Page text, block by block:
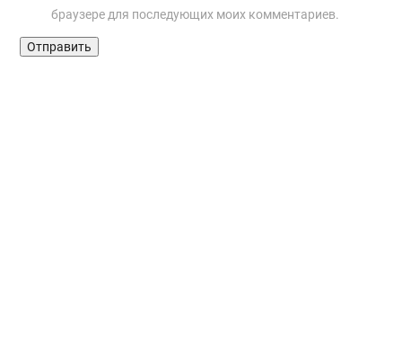
браузере для последующих моих комментариев.